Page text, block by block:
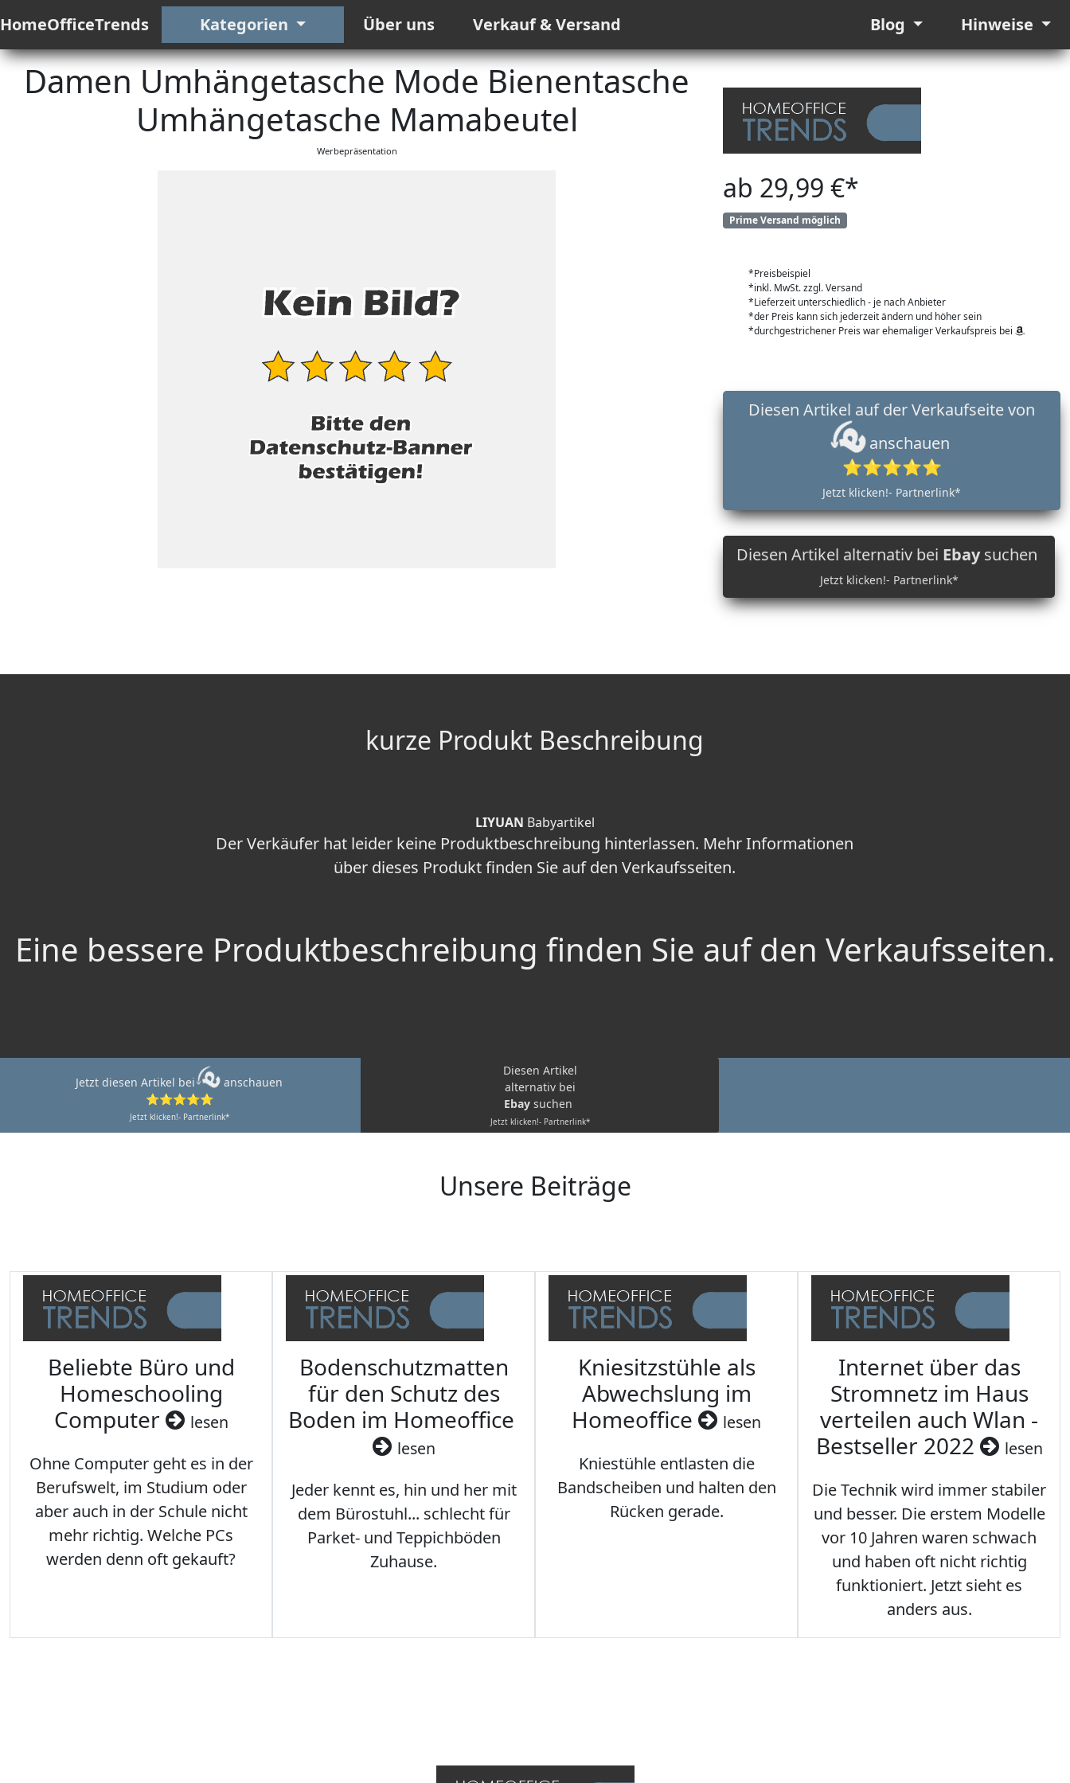
HomeOfficeTrends Kategorien Über uns Verkauf & Versand Blog Hinweise
Damen Umhängetasche Mode Bienentasche
Umhängetasche Mamabeutel
Werbepräsentation
ab 29,99 €*
Prime Versand möglich
*Preisbeispiel
*inkl. MwSt. zzgl. Versand
*Lieferzeit unterschiedlich - je nach Anbieter
*der Preis kann sich jederzeit ändern und höher sein
*durchgestrichener Preis war ehemaliger Verkaufspreis bei
anschauen
⭐⭐⭐⭐⭐
Jetzt klicken!- Partnerlink*
Diesen Artikel alternativ bei Ebaysuchen
Jetzt klicken!- Partnerlink*
kurze Produkt Beschreibung
LIYUAN Babyartikel
Der Verkäufer hat leider keine Produktbeschreibung hinterlassen. Mehr Informationen
über dieses Produkt finden Sie auf den Verkaufsseiten.
Eine bessere Produktbeschreibung finden Sie auf den Verkaufsseiten.
Jetzt diesen Artikel bei
anschauen
⭐⭐⭐⭐⭐
Jetzt klicken!- Partnerlink*
Diesen Artikel
alternativ bei
Ebay suchen
Jetzt klicken!- Partnerlink*
Unsere Beiträge
Beliebte Büro und
Homeschooling
Computer
lesen
Ohne Computer geht es in der
Berufswelt, im Studium oder
aber auch in der Schule nicht
mehr richtig. Welche PCs
werden denn oft gekauft?
Bodenschutzmatten
für den Schutz des
Boden im Homeoffice
lesen
Jeder kennt es, hin und her mit
dem Bürostuhl... schlecht für
Parket- und Teppichböden
Zuhause.
Kniesitzstühle als
Abwechslung im
Homeoffice
lesen
Kniestühle entlasten die
Bandscheiben und halten den
Rücken gerade.
Internet über das
Stromnetz im Haus
verteilen auch Wlan -
Bestseller 2022
lesen
Die Technik wird immer stabiler
und besser. Die erstem Modelle
vor 10 Jahren waren schwach
und haben oft nicht richtig
funktioniert. Jetzt sieht es
anders aus.